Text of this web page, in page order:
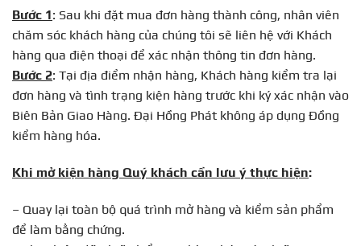
Bước 1: Sau khi đặt mua đơn hàng thành công, nhân viên
chăm sóc khách hàng của chúng tôi sẽ liên hệ với Khách
hàng qua điện thoại để xác nhận thông tin đơn hàng.
Bước 2: Tại địa điểm nhận hàng, Khách hàng kiểm tra lại
đơn hàng và tình trạng kiện hàng trước khi ký xác nhận vào
Biên Bản Giao Hàng. Đại Hồng Phát không áp dụng Đồng
kiểm hàng hóa.
Khi mở kiện hàng Quý khách cần lưu ý thực hiện:
– Quay lại toàn bộ quá trình mở hàng và kiểm sản phẩm
để làm bằng chứng.